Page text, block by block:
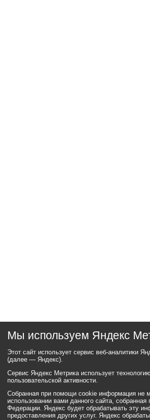
Мы используем Яндекс
Этот сайт использует сервис веб-
(далее — Яндекс).
Сервис Яндекс Метрика использует
пользовательской активности.
Собранная при помощи cookie информация не
использовании вами данного сайта,
Федерации. Яндекс будет обрабатывать эту
предоставления других услуг. Яндекс